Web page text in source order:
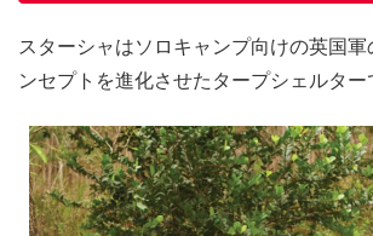
スターシャはソロキャンプ向けの英国軍
ンセプトを進化させたタープシェルター